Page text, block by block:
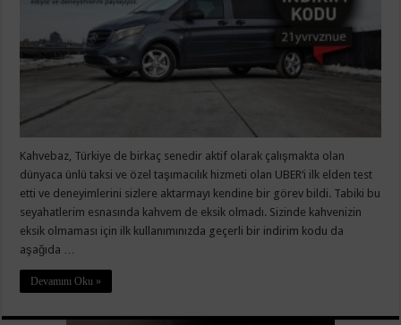
Kahvebaz, Türkiye de birkaç senedir aktif olarak çalışmakta olan
dünyaca ünlü taksi ve özel taşımacılık hizmeti olan UBER‘i ilk elden test
etti ve deneyimlerini sizlere aktarmayı kendine bir görev bildi. Tabiki bu
seyahatlerim esnasında kahvem de eksik olmadı. Sizinde kahvenizin
eksik olmaması için ilk kullanımınızda geçerli bir indirim kodu da
aşağıda …
Devamını Oku »